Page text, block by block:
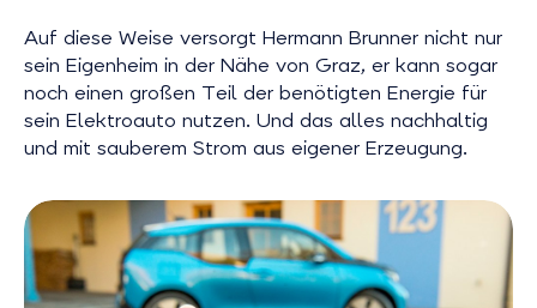
Auf diese Weise versorgt Hermann Brunner nicht nur
sein Eigenheim in der Nähe von Graz, er kann sogar
noch einen großen Teil der benötigten Energie für
sein Elektroauto nutzen. Und das alles nachhaltig
und mit sauberem Strom aus eigener Erzeugung.